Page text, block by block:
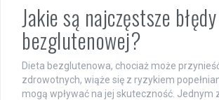
Jakie są najczęstsze
bezglutenowej?
Dieta bezglutenowa, chociaż może
zdrowotnych, wiąże się z ryzykiem
mogą wpływać na jej skuteczność. Jednym